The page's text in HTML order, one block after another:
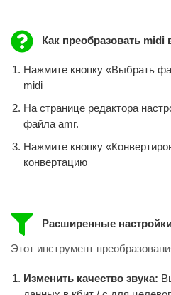
Как преобразовать midi
Нажмите кнопку «Выбрать
midi
На странице редактора
файла amr.
Нажмите кнопку
конвертацию
Расширенные
Этот инструмент
Изменить качество звука: